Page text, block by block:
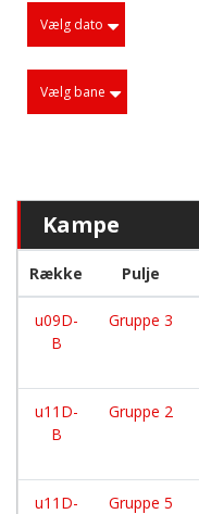
Vælg dato
Vælg bane
Kampe
Række Pulje
u09D-
B
Gruppe 3
u11D-
B
Gruppe 2
u11D-
Gruppe 5